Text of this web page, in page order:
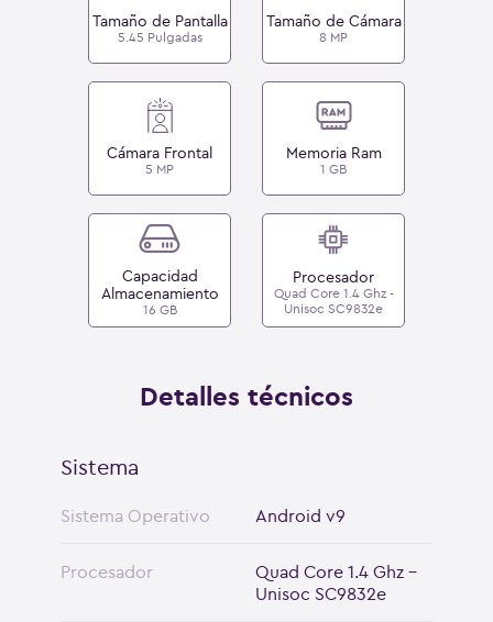
Tamaño de Pantalla
5.45 Pulgadas
Tamaño de Cámara
8 MP
Cámara Frontal
5 MP
Memoria Ram
1 GB
Capacidad
Almacenamiento
16 GB
Procesador
Quad Core 1.4 Ghz -
Unisoc SC9832e
Detalles técnicos
Sistema
Sistema Operativo Android v9
Procesador
Quad Core 1.4 Ghz -
Unisoc SC9832e